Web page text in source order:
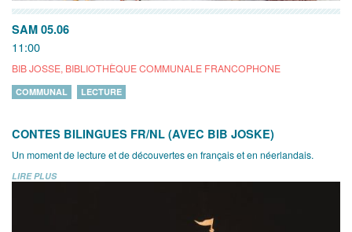
SAM 05.06
11:00
BIB JOSSE, BIBLIOTHÈQUE COMMUNALE FRANCOPHONE
COMMUNAL LECTURE
CONTES BILINGUES FR/NL (AVEC BIB JOSKE)
Un moment de lecture et de découvertes en français et en néerlandais.
LIRE PLUS